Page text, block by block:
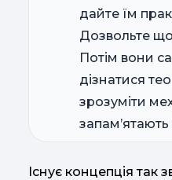
дайте їм
Дозвольте
Потім вони
дізнатися
зрозуміти
Існує концепція так